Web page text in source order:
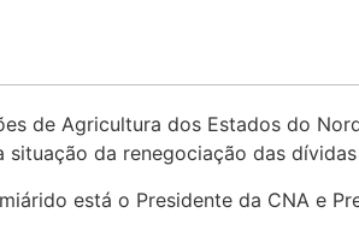
de Agricultura dos Estados do
da renegociação das
está o Presidente da CNA e